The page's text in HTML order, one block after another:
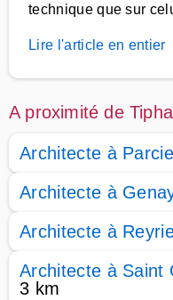
technique que sur
Lire l'article en entier
A proximité de
Architecte à
Architecte à
Architecte à
Architecte à Saint
3 km